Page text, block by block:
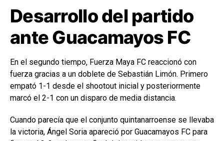
Desarrollo del partido
ante Guacamayos FC
En el segundo tiempo, Fuerza Maya FC reaccionó con
fuerza gracias a un doblete de Sebastián Limón. Primero
empató 1-1 desde el shootout inicial y posteriormente
marcó el 2-1 con un disparo de media distancia.
Cuando parecía que el conjunto quintanarroense se llevaba
la victoria, Ángel Soria apareció por Guacamayos FC para